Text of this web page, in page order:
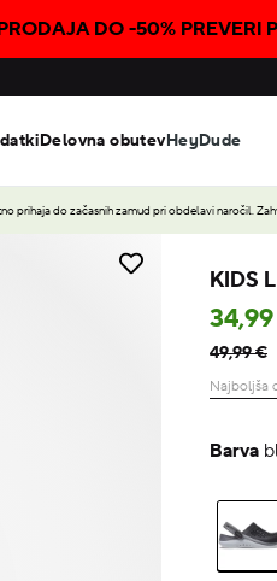
DO -50% PREVERI
Delovna obutevHeyDude
prihaja do začasnih zamud pri obdelavi naročil.
KIDS
49,99 €
Najboljša
Barva